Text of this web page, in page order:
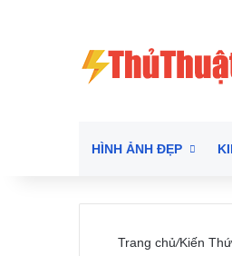
HÌNH ẢNH ĐẸP
Trang chủ/Kiến